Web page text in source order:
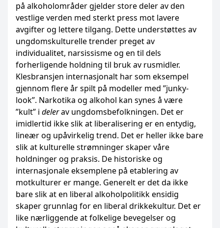
på alkoholområder gjelder store deler av den
vestlige verden med sterkt press mot lavere
avgifter og lettere tilgang. Dette understøttes av
ungdomskulturelle trender preget av
individualitet, narsissisme og en til dels
forherligende holdning til bruk av rusmidler.
Klesbransjen internasjonalt har som eksempel
gjennom flere år spilt på modeller med ”junky-
look”. Narkotika og alkohol kan synes å være
”kult” i delerav ungdomsbefolkningen. Det er
imidlertid ikke slik at liberalisering er en entydig,
lineær og upåvirkelig trend. Det er heller ikke bare
slik at kulturelle strømninger skaper våre
holdninger og praksis. De historiske og
internasjonale eksemplene på etablering av
motkulturer er mange. Generelt er det da ikke
bare slik at en liberal alkoholpolitikk ensidig
skaper grunnlag for en liberal drikkekultur. Det er
like nærliggende at folkelige bevegelser og